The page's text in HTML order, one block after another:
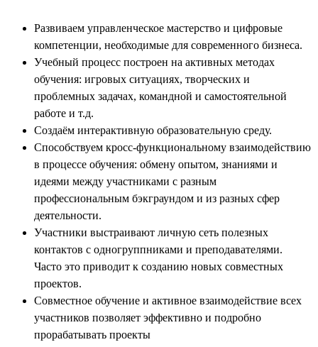
Развиваем управленческое мастерство и цифровые
компетенции, необходимые для современного бизнеса.
Учебный процесс построен на активных методах
обучения: игровых ситуациях, творческих и
проблемных задачах, командной и самостоятельной
работе и т.д.
Создаём интерактивную образовательную среду.
Способствуем кросс-функциональному взаимодействию
в процессе обучения: обмену опытом, знаниями и
идеями между участниками с разным
профессиональным бэкграундом и из разных сфер
деятельности.
Участники выстраивают личную сеть полезных
контактов с одногруппниками и преподавателями.
Часто это приводит к созданию новых совместных
проектов.
Совместное обучение и активное взаимодействие всех
участников позволяет эффективно и подробно
прорабатывать проекты